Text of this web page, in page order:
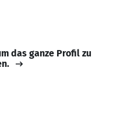
das ganze Profil zu